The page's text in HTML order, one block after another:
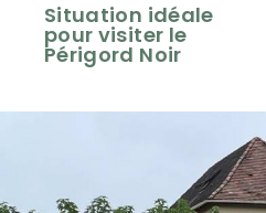
Situation idéale
pour visiter le
Périgord Noir